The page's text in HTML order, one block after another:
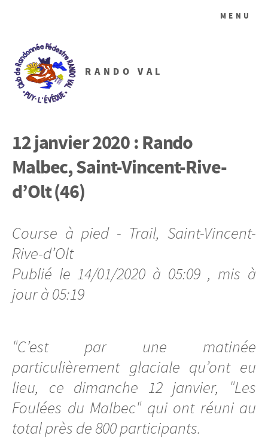
RANDO VAL
MENU
12 janvier 2020 : Rando
Malbec, Saint-Vincent-Rive-
d’Olt (46)
Course à pied - Trail, Saint-Vincent-
Rive-d’Olt
Publié le 14/01/2020 à 05:09 , mis à
jour à 05:19
"C’est par une matinée
particulièrement glaciale qu’ont eu
lieu, ce dimanche 12 janvier, "Les
Foulées du Malbec" qui ont réuni au
total près de 800 participants.